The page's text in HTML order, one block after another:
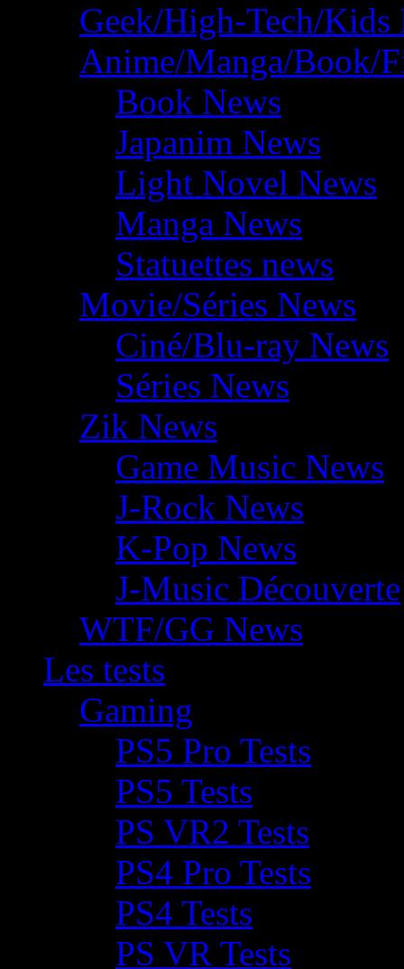
Geek/High-Tech/Kids
Anime/Manga/Book/
Book News
Japanim News
Light Novel News
Manga News
Statuettes news
Movie/Séries News
Ciné/Blu-ray News
Séries News
Zik News
Game Music News
J-Rock News
K-Pop News
J-Music Découverte
WTF/GG News
Les tests
Gaming
PS5 Pro Tests
PS5 Tests
PS VR2 Tests
PS4 Pro Tests
PS4 Tests
PS VR Tests